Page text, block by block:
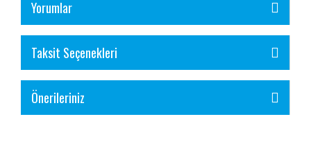
Yorumlar
Taksit Seçenekleri
Önerileriniz